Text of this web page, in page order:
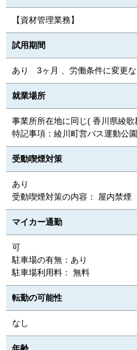
【資材管理業務】
試用期間
あり 3ヶ月 、労働条件に変更な
就業場所
事業所所在地に同じ( 香川県綾
特記事項：綾川町営バス運動公
受動喫煙対策
あり
受動喫煙対策の内容： 屋内禁煙
マイカー通勤
可
駐車場の有無：あり
駐車場利用料： 無料
転勤の可能性
なし